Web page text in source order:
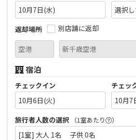
10月7日(水)
返却場所
別店舗に返却
宿泊
チェックイン
10月6日(火)
チェッ
10月7
旅行者人数の選択
（1室あたり ）
[1室] 大人 1名 子供 0名